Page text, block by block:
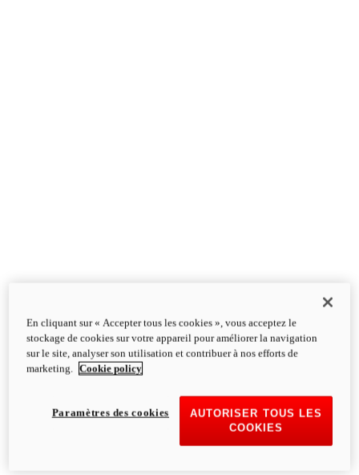
En cliquant sur « Accepter tous les cookies », vous acceptez le
stockage de cookies sur votre appareil pour améliorer la navigation
sur le site, analyser son utilisation et contribuer à nos efforts de
marketing.
Cookie policy
AUTORISER TOUS LES
COOKIES
Paramètres des cookies